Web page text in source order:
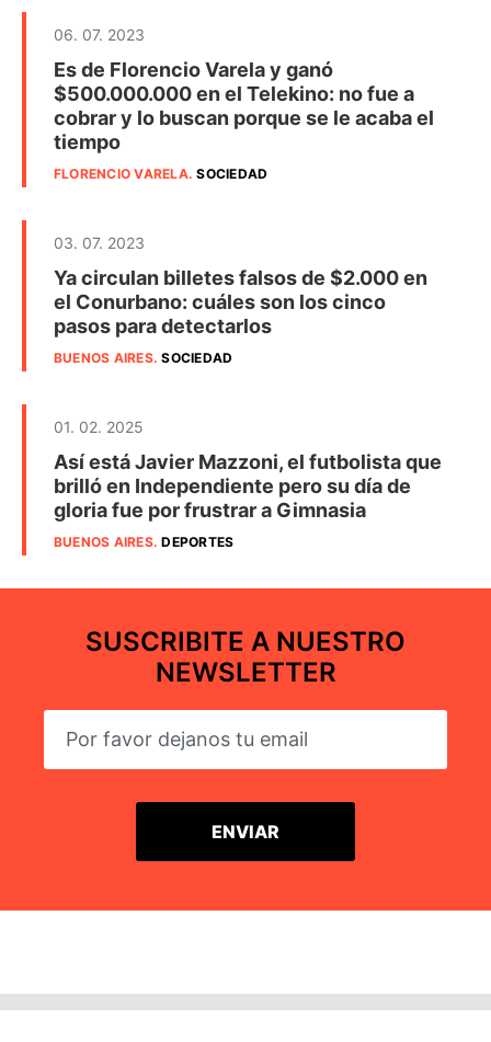
06. 07. 2023
Es de Florencio Varela y ganó
$500.000.000 en el Telekino: no fue a
cobrar y lo buscan porque se le acaba el
tiempo
FLORENCIO VARELA.SOCIEDAD
03. 07. 2023
Ya circulan billetes falsos de $2.000 en
el Conurbano: cuáles son los cinco
pasos para detectarlos
BUENOS AIRES.SOCIEDAD
01. 02. 2025
Así está Javier Mazzoni, el futbolista que
brilló en Independiente pero su día de
gloria fue por frustrar a Gimnasia
BUENOS AIRES.DEPORTES
SUSCRIBITE A NUESTRO
NEWSLETTER